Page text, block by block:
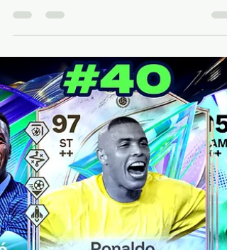
SONT DANS LES PACKS FC 26 !
Les phénomènes en
approche !
Je vous rappelle que les articles sont
et le resteront pour FC 26 ! Pensez à mettre
un petit Like sur l'article ou un commentaire,
on prend souvent le temps sur Internet de
râler mais rarement de dire que c'est bien,
donc n'hésitez pas ❤️❤️ Les 2 liens juste en
dessous vous permettront d'aider le site et
de vous rendre directement sur Instant
Gaming ( pour acheter vos jeux , cartes
PSN/Xbox moins cher) et Maxesport ( pour
acheter votre matériel informatique, code
Pro